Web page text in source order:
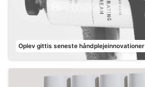
Oplev gittis seneste håndplejeinnovationer